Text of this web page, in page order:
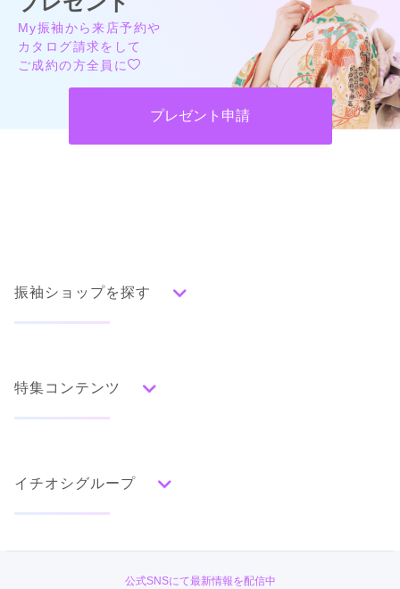
My振袖から来店予約や
カタログ請求をして
ご成約の方全員に
プレゼント申請
振袖ショップを探す
みんなの振袖ランキングトップ
色別ランキング
グレー
白
エレガント キュート クール
口コミから探す
特集コンテンツ
ママ振特集
個性的振袖コーディネート特集
成人式レポート
振袖ブランド特集
イチオシグループ
公式SNSにて最新情報を配信中